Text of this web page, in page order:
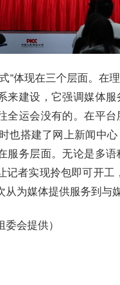
”体现在三个层面。在
来建设，它强调媒体
全运会没有的。在平
也搭建了网上新闻中
服务层面。无论是多
记者实现拎包即可开
从为媒体提供服务到与
委会提供）